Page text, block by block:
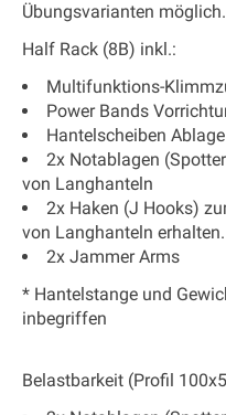
Übungsvarianten möglich.
Half Rack (8B) inkl.:
Multifunktions-
Power Bands
Hantelscheiben Ablage
2x Notablagen
von Langhanteln
2x Haken (J Hooks)
von Langhanteln erhalten.
2x Jammer Arms
* Hantelstange und
inbegriffen
Belastbarkeit (Profil